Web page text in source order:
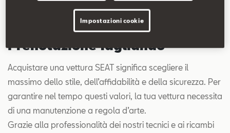
Prenotazione Tagliando
Acquistare una vettura SEAT significa scegliere il
massimo dello stile, dell’affidabilità e della sicurezza. Per
garantire nel tempo questi valori, la tua vettura necessita
di una manutenzione a regola d’arte.
Grazie alla professionalità dei nostri tecnici e ai ricambi
Impostazioni cookie